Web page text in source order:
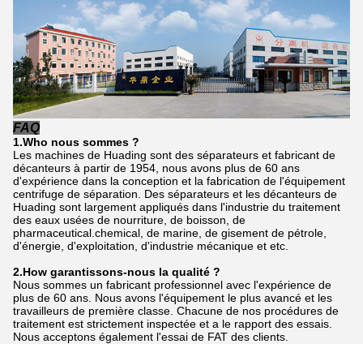
FAQ
1.Who nous sommes ?
Les machines de Huading sont des séparateurs et fabricant de
décanteurs à partir de 1954, nous avons plus de 60 ans
d'expérience dans la conception et la fabrication de l'équipement
centrifuge de séparation. Des séparateurs et les décanteurs de
Huading sont largement appliqués dans l'industrie du traitement
des eaux usées de nourriture, de boisson, de
pharmaceutical.chemical, de marine, de gisement de pétrole,
d'énergie, d'exploitation, d'industrie mécanique et etc.
2.How garantissons-nous la qualité ?
Nous sommes un fabricant professionnel avec l'expérience de
plus de 60 ans. Nous avons l'équipement le plus avancé et les
travailleurs de première classe. Chacune de nos procédures de
traitement est strictement inspectée et a le rapport des essais.
Nous acceptons également l'essai de FAT des clients.